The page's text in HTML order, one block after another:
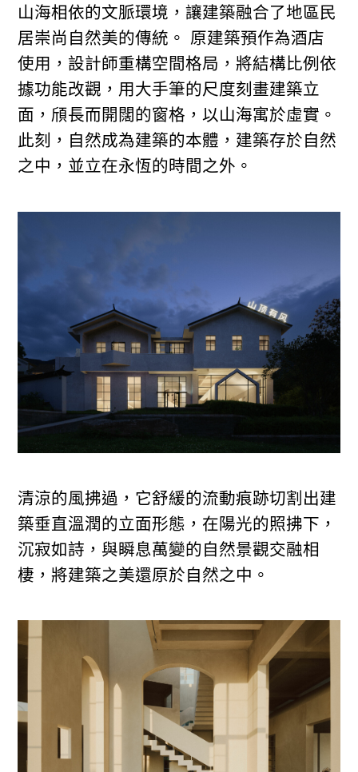
山海相依的文脈環境，讓建築融合了地區民
居崇尚自然美的傳統。 原建築預作為酒店
使用，設計師重構空間格局，將結構比例依
據功能改觀，用大手筆的尺度刻畫建築立
面，頎長而開闊的窗格，以山海寓於虛實。
此刻，自然成為建築的本體，建築存於自然
之中，並立在永恆的時間之外。
清涼的風拂過，它舒緩的流動痕跡切割出建
築垂直溫潤的立面形態，在陽光的照拂下，
沉寂如詩，與瞬息萬變的自然景觀交融相
棲，將建築之美還原於自然之中。